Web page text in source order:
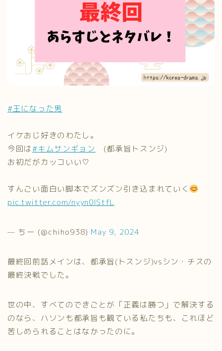
#王になった男
イケおじ好きのわたし。
今回は#キムサンギョン
(都承旨トスンジ)
お初だがカッコいい♡
すんごい面白い脚本でズンズン引き込まれていく
pic.twitter.com/nyyn0lStfL
— ちー (@chiho938) May 9, 2024
最終回前話メインは、都承旨(トスンジ)vsシン・チスの
最終決戦でした。
世の中、すべてのできごとが「正義は勝つ」で解決する
のなら、ハソンも都承旨も観ている私たちも、これほど
苦しめられることはなかったのに。